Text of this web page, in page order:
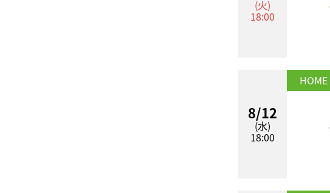
(火)
18:00
8/12
(水)
18:00
HOME